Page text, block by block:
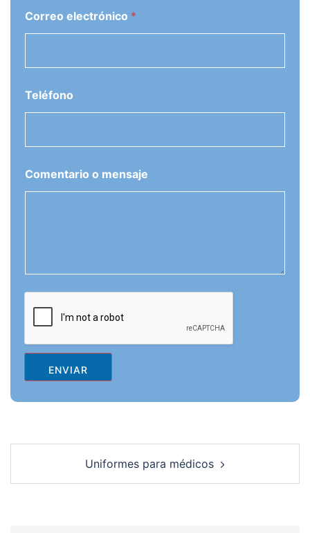
Correo electrónico *
Teléfono
Comentario o mensaje
ENVIAR
navigationUniformes para médicos